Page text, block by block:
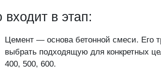
входит в этап:
Цемент — основа бетонной смеси. Его
выбрать подходящую для конкретных
400, 500, 600.